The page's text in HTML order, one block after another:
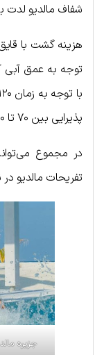
شفاف مالدیو لدت
پذیرایی بین ۷۰ تا ۱۵۰ دلار است.
تفریحات مالدیو
جزیره